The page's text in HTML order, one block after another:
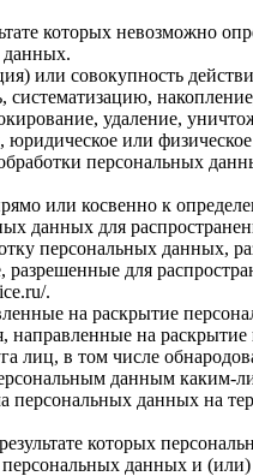
которых невозможно
данных.
или совокупность
удаление,
или
персональных
или косвенно к
данных для
персональных данных,
для
.
на раскрытие
на
лиц, в том числе
данным каким-
данных на
которых
данных и